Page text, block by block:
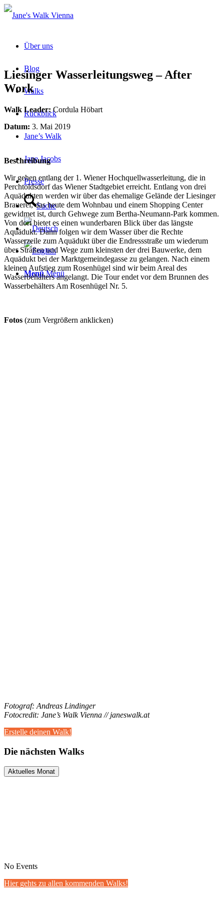
Über uns
Blog
Walks
Rückblick
Jane’s Walk
Jane Jacobs
Presse
Suche
Menü Menü
Liesinger Wasserleitungsweg – After
Work
Walk Leader: Cordula Höbart
Datum: 3. Mai 2019
Beschreibung
Wir gehen entlang der 1. Wiener Hochquellwasserleitung, die in
Perchtoldsdorf das Wiener Stadtgebiet erreicht. Entlang von drei
Aquädukten werden wir über das ehemalige Gelände der Liesinger
Brauerei, das heute dem Wohnbau und einem Shopping Center
gewidmet ist, durch Gehwege zum Bertha-Neumann-Park kommen.
Von dort bietet es einen wunderbaren Blick über das längste
Aquädukt. Dann folgen wir dem Wasser über die Rechte
Wasserzeile zum Aquädukt über die Endressstraße um wiederum
über Straßen und Wege zum kleinsten der drei Bauwerke, dem
Aquädukt bei der Marktgemeindegasse zu gelangen. Nach einem
kleinen Aufstieg zum Rosenhügel sind wir beim Areal des
Wasserbehälters angelangt. Die Tour endet vor dem Brunnen des
Wasserbehälters Am Rosenhügel Nr. 5.
Fotos (zum Vergrößern anklicken)
Fotograf: Andreas Lindinger
Fotocredit: Jane’s Walk Vienna // janeswalk.at
Erstelle deinen Walk!
Die nächsten Walks
Aktuelles Monat
No Events
Hier gehts zu allen kommenden Walks!